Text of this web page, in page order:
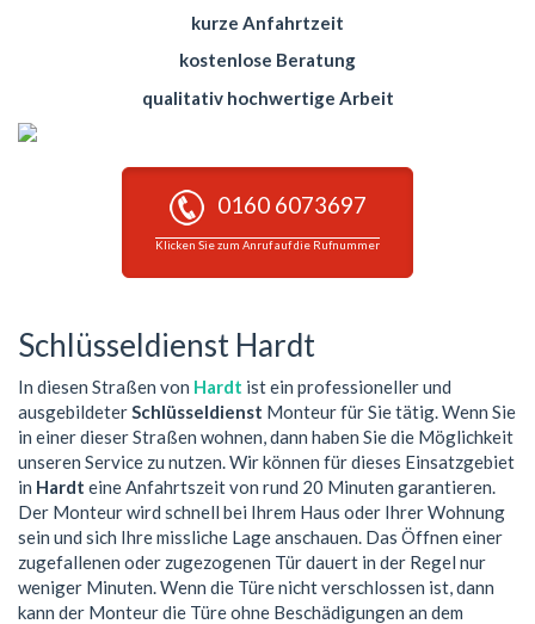
kurze Anfahrtzeit
kostenlose Beratung
qualitativ hochwertige Arbeit
0160 6073697
Klicken Sie zum Anruf auf die Rufnummer
Schlüsseldienst Hardt
In diesen Straßen von Hardt ist ein professioneller und
ausgebildeterSchlüsseldienst Monteur für Sie tätig. Wenn Sie
in einer dieser Straßen wohnen, dann haben Sie die Möglichkeit
unseren Service zu nutzen. Wir können für dieses Einsatzgebiet
in Hardt eine Anfahrtszeit von rund 20 Minuten garantieren.
Der Monteur wird schnell bei Ihrem Haus oder Ihrer Wohnung
sein und sich Ihre missliche Lage anschauen. Das Öffnen einer
zugefallenen oder zugezogenen Tür dauert in der Regel nur
weniger Minuten. Wenn die Türe nicht verschlossen ist, dann
kann der Monteur die Türe ohne Beschädigungen an dem